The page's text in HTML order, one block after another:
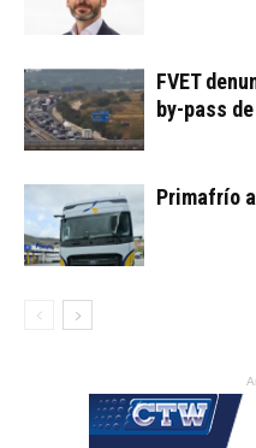
FVET
by-pass
Primafrío